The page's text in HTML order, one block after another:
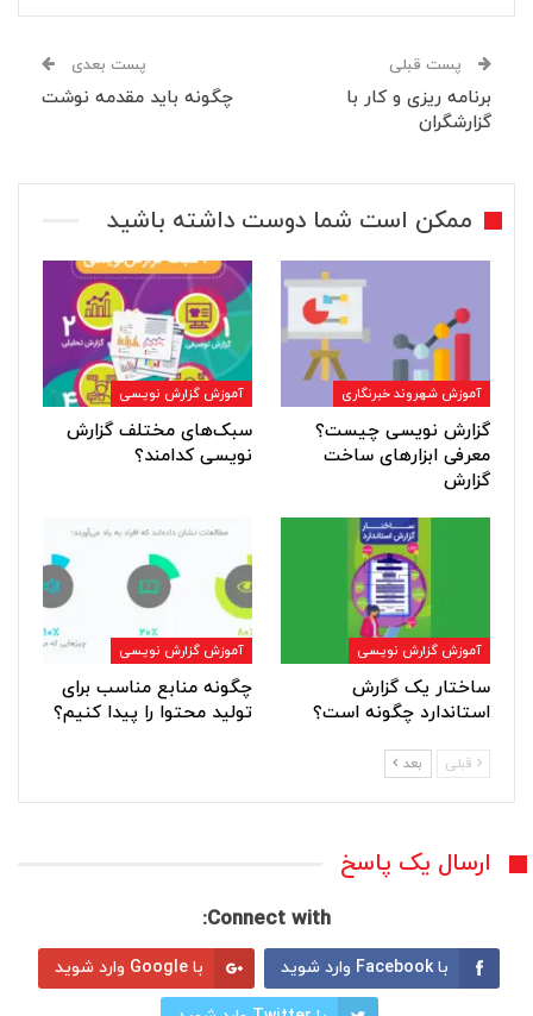
پست قبلی
برنامه ریزی و کار با
گزارشگران
پست بعدی
چگونه باید مقدمه نوشت
ممکن است شما دوست داشته باشید
آموزش شهروند خبرنگاری
گزارش نویسی چیست؟
معرفی ابزارهای ساخت
گزارش
آموزش گزارش نویسی
سبک‌های مختلف گزارش
نویسی کدامند؟
آموزش گزارش نویسی
ساختار یک گزارش
استاندارد چگونه است؟
آموزش گزارش نویسی
چگونه منابع مناسب برای
تولید محتوا را پیدا کنیم؟
قبلی بعد
ارسال یک پاسخ
Connect with:
با Facebook وارد شوید با Google وارد شوید